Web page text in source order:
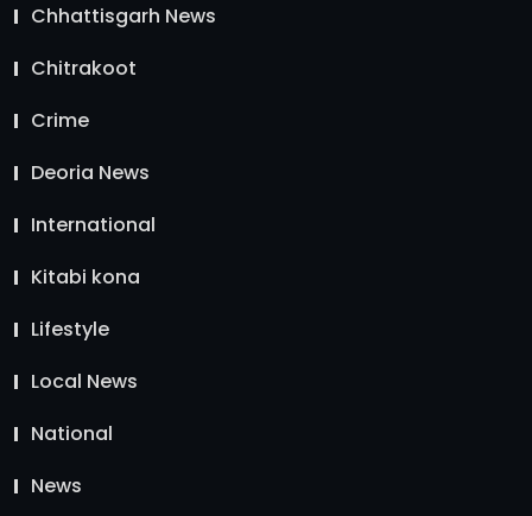
Chhattisgarh News
Chitrakoot
Crime
Deoria News
International
Kitabi kona
Lifestyle
Local News
National
News